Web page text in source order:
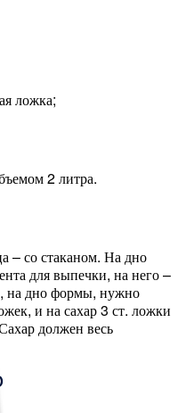
ложка;
2 литра.
– со стаканом. На дно
для выпечки, на него –
на дно формы, нужно
и на сахар 3 ст. ложки
должен весь